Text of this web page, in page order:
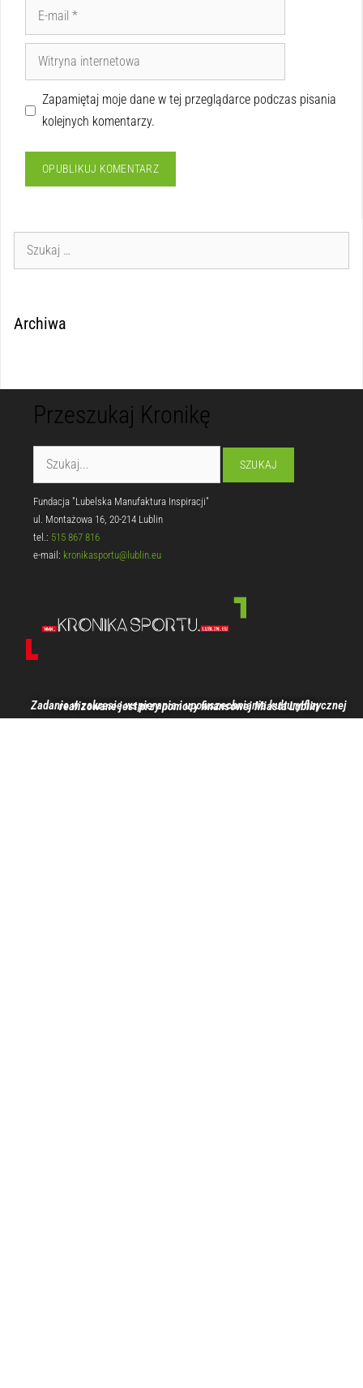
Zapamiętaj moje dane w tej przeglądarce podczas pisania
kolejnych komentarzy.
Archiwa
Przeszukaj Kronikę
Fundacja "Lubelska Manufaktura Inspiracji"
ul. Montażowa 16, 20-214 Lublin
tel.: 515 867 816
e-mail: kronikasportu@lublin.eu
Zadanie w zakresie wspierania i upowszechniania kultury fizycznej realizowane jest przy pomocy finansowej Miasta Lublin